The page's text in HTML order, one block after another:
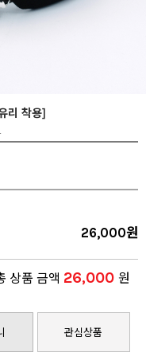
리 착용]
26,000원
상품 금액 26,000 원
관심상품